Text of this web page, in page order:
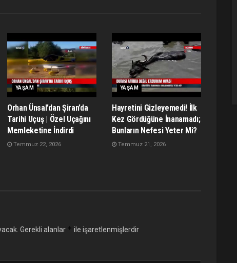
YAŞAM
Orhan Ünsal’dan Şiran’da
Tarihi Uçuş | Özel Uçağını
Memleketine İndirdi
Temmuz 22, 2026
YAŞAM
Hayretini Gizleyemedi! İlk
Kez Gördüğüne İnanamadı;
Bunların Nefesi Yeter Mi?
Temmuz 21, 2026
Gerekli alanlar * ile işaretlenmişlerdir